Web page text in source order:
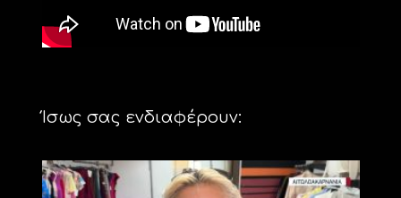
Ίσως σας ενδιαφέρουν: